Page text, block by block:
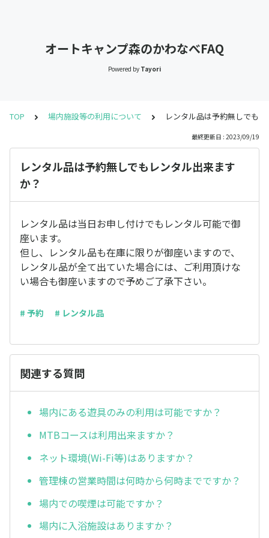
オートキャンプ森のかわなべFAQ
Powered by Tayori
TOP 場内施設等の利用について レンタル品は予約無しでも
最終更新日 : 2023/09/19
レンタル品は予約無しでもレンタル出来ます
か？
レンタル品は当日お申し付けでもレンタル可能で御
座います。
但し、レンタル品も在庫に限りが御座いますので、
レンタル品が全て出ていた場合には、ご利用頂けな
い場合も御座いますので予めご了承下さい。
# 予約 # レンタル品
関連する質問
場内にある遊具のみの利用は可能ですか？
MTBコースは利用出来ますか？
ネット環境(Wi-Fi等)はありますか？
管理棟の営業時間は何時から何時までですか？
場内での喫煙は可能ですか？
場内に入浴施設はありますか？